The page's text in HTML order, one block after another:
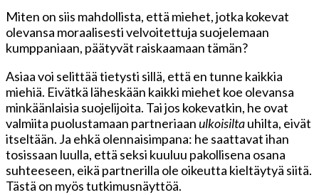
Miten on siis mahdollista, että miehet, jotka kokevat
olevansa moraalisesti velvoitettuja suojelemaan
kumppaniaan, päätyvät raiskaamaan tämän?
Asiaa voi selittää tietysti sillä, että en tunne kaikkia
miehiä. Eivätkä läheskään kaikki miehet koe olevansa
minkäänlaisia suojelijoita. Tai jos kokevatkin, he ovat
valmiita puolustamaan partneriaanulkoisiltauhilta, eivät
itseltään. Ja ehkä olennaisimpana: he saattavat ihan
tosissaan luulla, että seksi kuuluu pakollisena osana
suhteeseen, eikä partnerilla ole oikeutta kieltäytyä siitä.
Tästä on myös tutkimusnäyttöä.